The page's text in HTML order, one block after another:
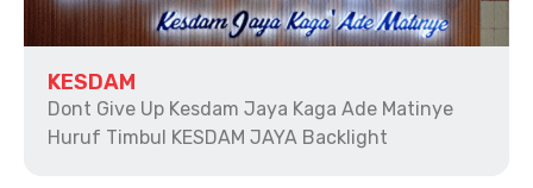
KESDAM
Dont Give Up Kesdam Jaya Kaga Ade Matinye
Huruf Timbul KESDAM JAYA Backlight